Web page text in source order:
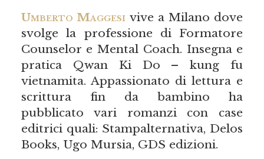
Umberto Maggesivive a Milano dove
svolge la professione di Formatore
Counselor e Mental Coach. Insegna e
pratica Qwan Ki Do – kung fu
vietnamita. Appassionato di lettura e
scrittura fin da bambino ha
pubblicato vari romanzi con case
editrici quali: Stampalternativa, Delos
Books, Ugo Mursia, GDS edizioni.